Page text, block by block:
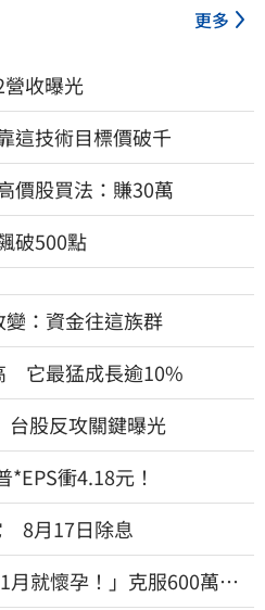
更多
收曝光
這技術目標價破千
價股買法：賺30萬
破500點
：資金往這族群
它最猛成長逾10%
股反攻關鍵曝光
衝4.18元！
8月17日除息
月就懷孕！」克服600萬債